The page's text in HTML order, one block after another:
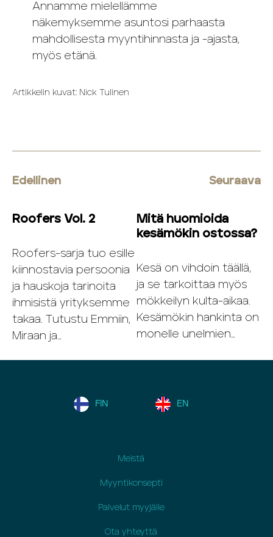
Annamme mielellämme
näkemyksemme asuntosi parhaasta
mahdollisesta myyntihinnasta ja -ajasta,
myös etänä.
Artikkelin kuvat: Nick Tulinen
Edellinen
Roofers Vol. 2
Roofers-sarja tuo esille
kiinnostavia persoonia
ja hauskoja tarinoita
ihmisistä yrityksemme
takaa. Tutustu Emmiin,
Miraan ja…
Seuraava
Mitä huomioida
kesämökin ostossa?
Kesä on vihdoin täällä,
ja se tarkoittaa myös
mökkeilyn kulta-aikaa.
Kesämökin hankinta on
monelle unelmien…
FIN EN
Meistä
Myyntikonsepti
Palvelut myyjälle
Ota yhteyttä